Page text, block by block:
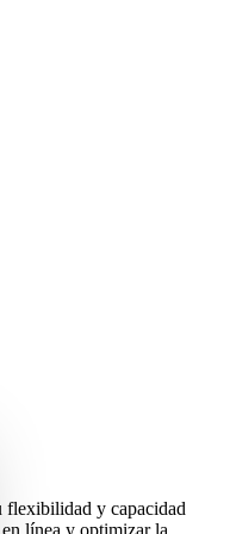
flexibilidad y capacidad
línea y optimizar la